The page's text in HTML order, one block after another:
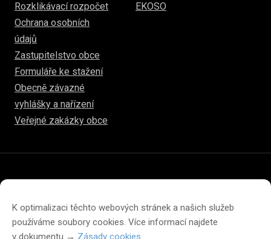
K optimalizaci těchto webových stránek a našich služeb
používáme soubory cookies. Více informací najdete
v dokumentu → Zásady cookies
Rozklikávací rozpočet
Ochrana osobních
údajů
Zastupitelstvo obce
Formuláře ke stažení
Obecně závazné
vyhlášky a nařízení
Veřejné zakázky obce
EKOSO
Prohlášení o přístupnosti
Prohlášení o ochraně soukromí
Zásady cookies (EU)